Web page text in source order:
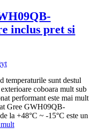
inclus pret si
sunt destul
coboara mult sub
performant este mai mult
Gree GWH09QB-
la +48°C ~ -15°C este un